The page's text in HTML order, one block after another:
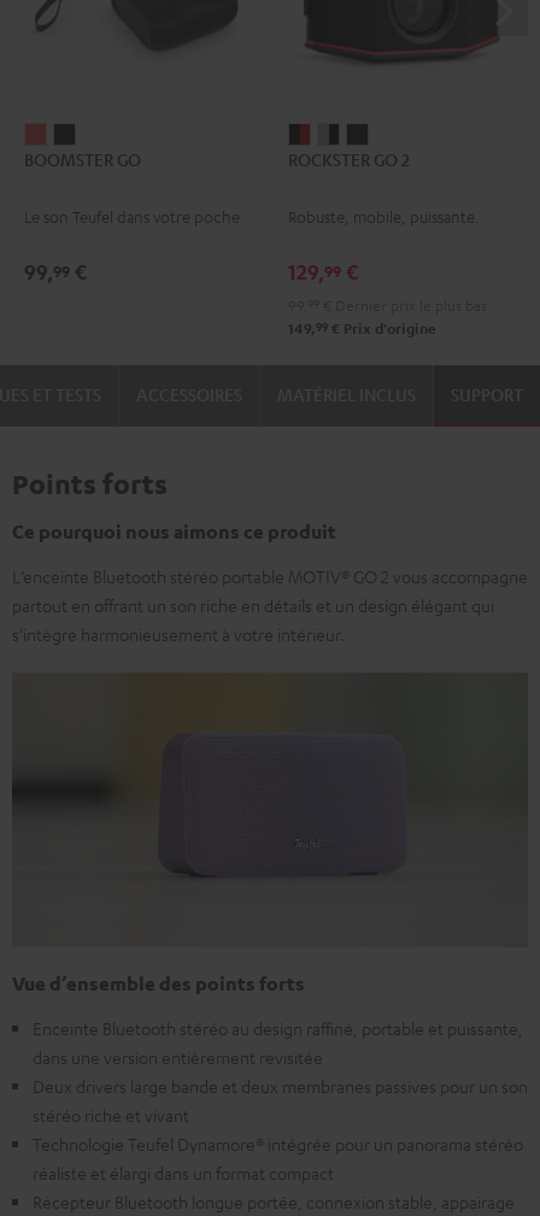
GO
Red
GO
Black
BOOMSTER GO
Le son Teufel dans votre poche
99,99 €
GO
Noir
Rouge
GO
Gray
Black
GO
Night
ROCKSTER GO 2
Robuste, mobile, puissante.
129,99 €
149, 99 € Prix d'origine
SUPPORT
Points forts
Ce pourquoi nous aimons ce produit
L’enceinte Bluetooth stéréo portable MOTIV® GO 2 vous accompagne
partout en offrant un son riche en détails et un design élégant qui
s’intègre harmonieusement à votre intérieur.
Vue d’ensemble des points forts
Enceinte Bluetooth stéréo au design raffiné, portable et puissante,
dans une version entièrement revisitée
Deux drivers large bande et deux membranes passives pour un son
stéréo riche et vivant
Technologie Teufel Dynamore® intégrée pour un panorama stéréo
réaliste et élargi dans un format compact
Récepteur Bluetooth longue portée, connexion stable, appairage